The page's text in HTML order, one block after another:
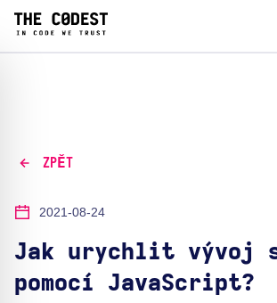
ZPĚT
2021-08-24
Jak urychlit vývoj
pomocí JavaScript?